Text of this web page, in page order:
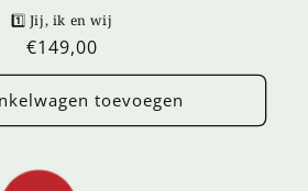
1️⃣ Jij, ik en wij
Normale
prijs
€149,00
toevoegen